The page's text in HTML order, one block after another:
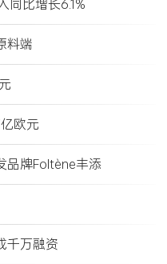
料端
欧元
品牌Foltène丰添
千万融资